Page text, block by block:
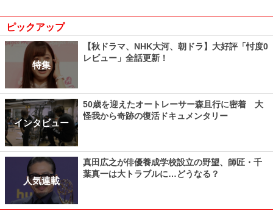
ピックアップ
特集
【秋ドラマ、NHK大河、朝ドラ】大好評「忖度0
レビュー」全話更新！
インタビュー
50歳を迎えたオートレーサー森且行に密着 大
怪我から奇跡の復活ドキュメンタリー
人気連載
真田広之が俳優養成学校設立の野望、師匠・千
葉真一は大トラブルに…どうなる？